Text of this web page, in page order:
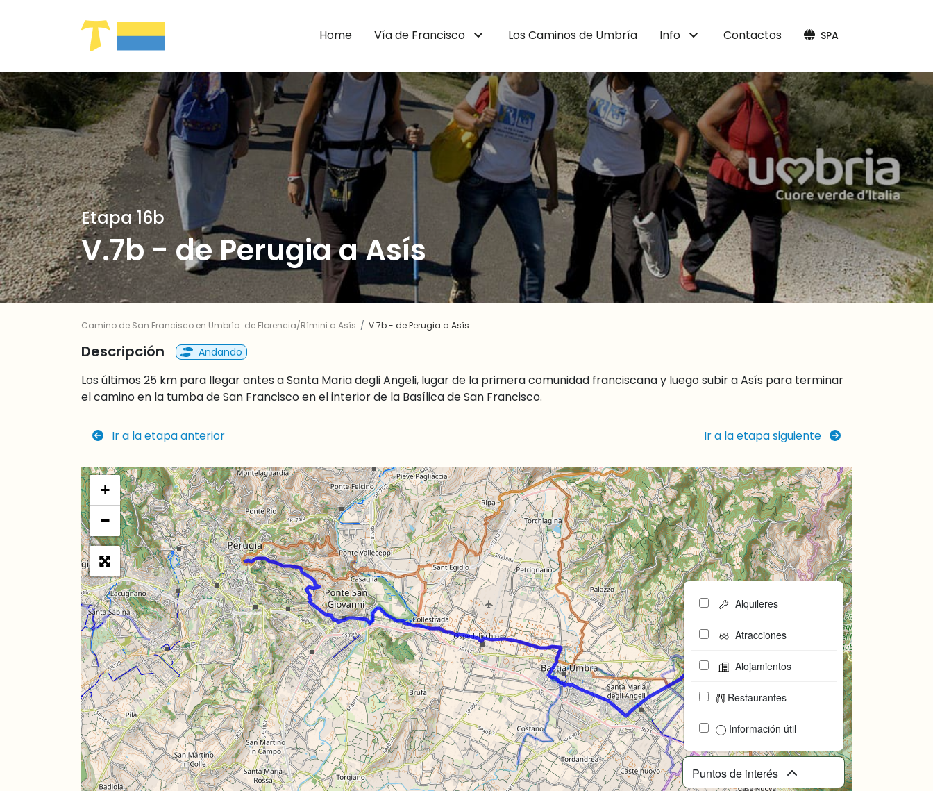
Home
Vía de Francisco Los Caminos de Umbría Info Contactos SPA
Etapa 16b
V.7b - de Perugia a Asís
Camino de San Francisco en Umbría: de Florencia/Rímini a Asís V.7b - de Perugia a Asís
Descripción Andando
Los últimos 25 km para llegar antes a Santa Maria degli Angeli, lugar de la primera comunidad franciscana y luego subir a Asís para terminar
el camino en la tumba de San Francisco en el interior de la Basílica de San Francisco.
Ir a la etapa anterior Ir a la etapa siguiente
+
−
Puntos de interés
Alquileres
Atracciones
Alojamientos
Restaurantes
Información útil